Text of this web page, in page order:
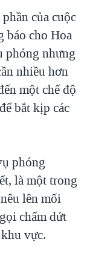
của cuộc
báo cho Hoa
phóng nhưng
nhiều hơn
một chế độ
bắt kịp các
phóng
là một trong
lên mối
chấm dứt
vực.